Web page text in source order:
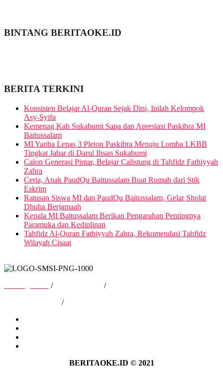
BINTANG BERITAOKE.ID
BERITA TERKINI
Konsisten Belajar Al-Quran Sejak Dini, Inilah Kelompok
Asy-Syifa
Kemenag Kab Sukabumi Sapa dan Apresiasi Paskibra MI
Baitussalam
MI Yanba Lepas 3 Pleton Paskibra Menuju Lomba LKBB
Tingkat Jabar di Darul Ihsan Sukabumi
Calon Generasi Pintar, Belajar Calistung di Tahfidz Fathiyyah
Zahra
Ceria, Anak PaudQu Baitussalam Buat Rumah dari Stik
Eskrim
Ratusan Siswa MI dan PaudQu Baitussalam, Gelar Sholat
Dhuha Berjamaah
Kepala MI Baitussalam Berikan Pengarahan Pentingnya
Paramuka dan Kediplinan
Tahfidz Al-Quran Fathiyyah Zahra, Rekomendasi Tahfidz
Wilayah Cisaat
/
/
/
BERITAOKE.ID © 2021